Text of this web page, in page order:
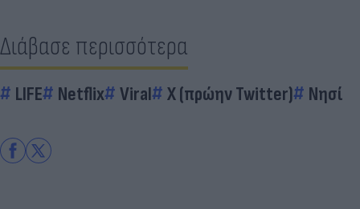
Διάβασε περισσότερα
LIFE Netflix Viral X (πρώην Twitter) Νησί